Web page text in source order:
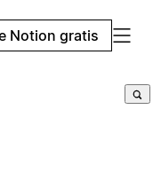
Notion gratis